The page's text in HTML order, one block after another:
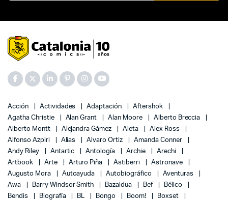
Acción Actividades Adaptación
Aftershok
Agatha Christie
Alan Grant Alan Moore
Alberto Breccia
Alberto Montt
Alejandra Gámez Aleta
Alex Ross
Alfonso Azpiri
Alias Alvaro Ortiz
Amanda Conner
Andy Riley
Antartic Antología Archie
Arechi
Artbook
Arte Arturo Piña Astiberri
Astronave
Augusto Mora
Autoayuda Autobiográfico
Aventuras
Awa
Barry Windsor Smith Bazaldua Bef
Bélico
Bendis
Biografía BL Bongo Boom!
Boxset